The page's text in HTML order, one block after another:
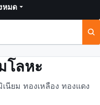
หมด
โลหะ
นียม ทองเหลือง ทองแดง